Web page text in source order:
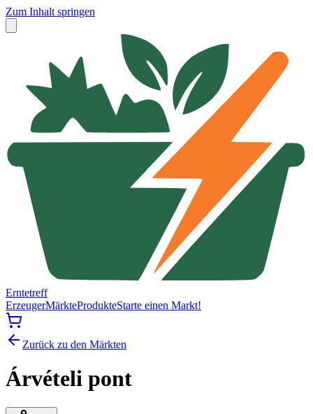
Zum Inhalt springen
Erntetreff
ErzeugerMärkteProdukteStarte einen Markt!
Zurück zu den Märkten
Árvételi pont